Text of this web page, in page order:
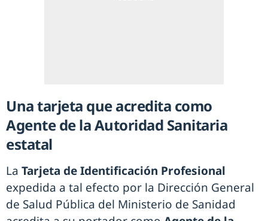
Una tarjeta que acredita como
Agente de la Autoridad Sanitaria
estatal
La Tarjeta de Identificación Profesional
expedida a tal efecto por la Dirección General
de Salud Pública del Ministerio de Sanidad